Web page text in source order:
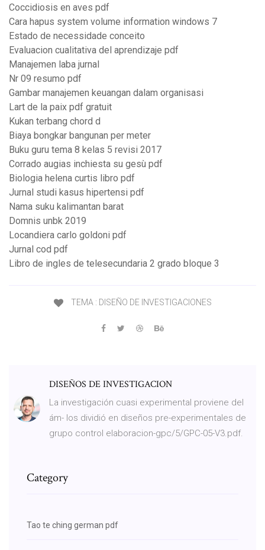
Coccidiosis en aves pdf
Cara hapus system volume information windows 7
Estado de necessidade conceito
Evaluacion cualitativa del aprendizaje pdf
Manajemen laba jurnal
Nr 09 resumo pdf
Gambar manajemen keuangan dalam organisasi
Lart de la paix pdf gratuit
Kukan terbang chord d
Biaya bongkar bangunan per meter
Buku guru tema 8 kelas 5 revisi 2017
Corrado augias inchiesta su gesù pdf
Biologia helena curtis libro pdf
Jurnal studi kasus hipertensi pdf
Nama suku kalimantan barat
Domnis unbk 2019
Locandiera carlo goldoni pdf
Jurnal cod pdf
Libro de ingles de telesecundaria 2 grado bloque 3
TEMA : DISEÑO DE INVESTIGACIONES
DISEÑOS DE INVESTIGACION
La investigación cuasi experimental proviene del
ám- los dividió en diseños pre-experimentales de
grupo control elaboracion-gpc/5/GPC-05-V3.pdf.
Category
Tao te ching german pdf